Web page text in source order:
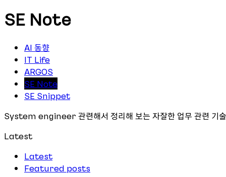
SE Note
AI 동향
IT Life
ARGOS
SE Note
SE Snippet
System engineer 관련해서 정리해 보는 자잘한 업무 관련 기
Latest
Latest
Featured posts